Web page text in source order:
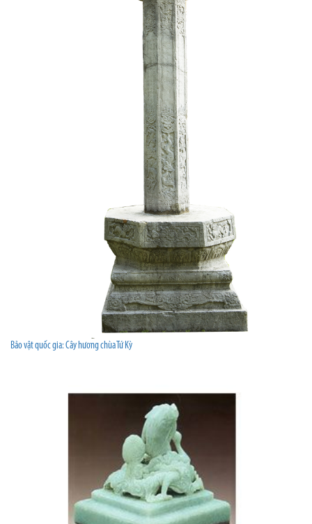
Bảo vật quốc gia: Cây hương chùa Tứ Kỳ